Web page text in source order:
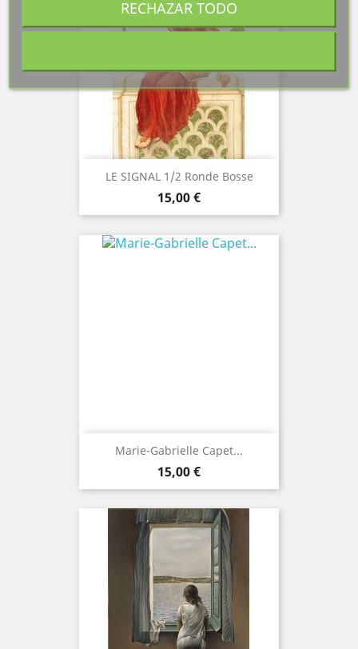
LE SIGNAL 1/2 Ronde Bosse
Precio
15,00 €
Marie-Gabrielle Capet...
Precio
15,00 €
RECHAZAR TODO